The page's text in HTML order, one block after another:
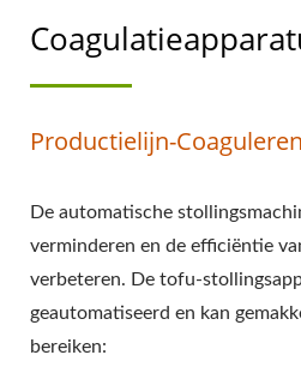
MACHINE,
Productielijn-
De automatische
verminderen en de efficiëntie
verbeteren. De tofu-
geautomatiseerd en kan
bereiken: